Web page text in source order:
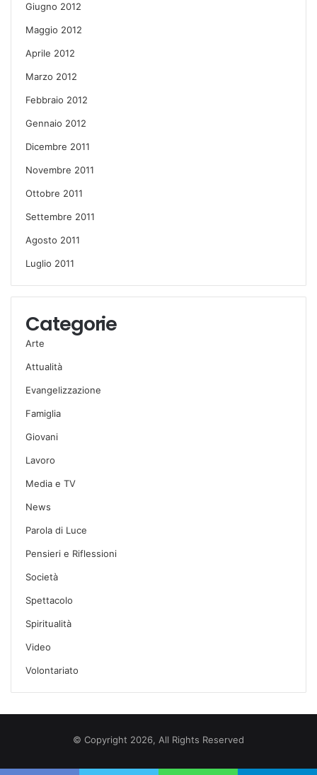
Giugno 2012
Maggio 2012
Aprile 2012
Marzo 2012
Febbraio 2012
Gennaio 2012
Dicembre 2011
Novembre 2011
Ottobre 2011
Settembre 2011
Agosto 2011
Luglio 2011
Categorie
Arte
Attualità
Evangelizzazione
Famiglia
Giovani
Lavoro
Media e TV
News
Parola di Luce
Pensieri e Riflessioni
Società
Spettacolo
Spiritualità
Video
Volontariato
© Copyright 2026, All Rights Reserved